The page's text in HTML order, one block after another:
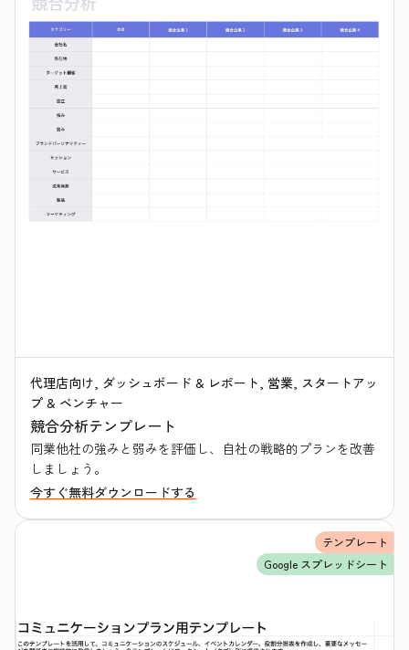
代理店向け, ダッシュボード & レポート, 営業, スタートアッ
プ & ベンチャー
競合分析テンプレート
同業他社の強みと弱みを評価し、自社の戦略的プランを改善
しましょう。
今すぐ無料ダウンロードする
テンプレート
Google スプレッドシート